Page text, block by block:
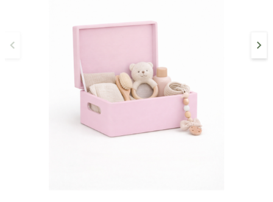
Poprzedni
keyboard_arrow_left keyboard_arrow_right